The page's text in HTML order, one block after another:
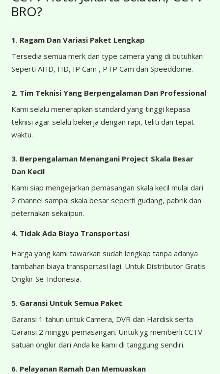
BRO?
1. Ragam Dan Variasi Paket Lengkap
Tersedia semua merk dan type camera yang di butuhkan
Seperti AHD, HD, IP Cam , PTP Cam dan Speeddome.
2. Tim Teknisi Yang Berpengalaman Dan Professional
Kami selalu menerapkan standard yang tinggi kepasa
teknisi agar selalu bekerja dengan rapi, teliti dan tepat
waktu.
3. Berpengalaman Menangani Project Skala Besar
Dan Kecil
Kami siap mengejarkan pemasangan skala kecil mulai dari
2 channel sampai skala besar seperti gudang, pabrik dan
peternakan sekalipun.
4. Tidak Ada Biaya Transportasi
Harga yang kami tawarkan sudah lengkap tanpa adanya
tambahan biaya transportasi lagi. Untuk Distributor Gratis
Ongkir Se-Indonesia.
5. Garansi Untuk Semua Paket
Garansi 1 tahun untuk Camera, DVR dan Hardisk serta
Garansi 2 minggu pemasangan. Untuk yg memberli CCTV
satuan ongkir dari Anda ke kami di tanggung sendiri.
6. Pelayanan Ramah Dan Memuaskan